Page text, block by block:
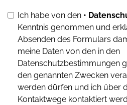
Ich habe von den •
Kenntnis genommen und
Absenden des Formulars
meine Daten von den in den
Datenschutzbestimmungen
den genannten Zwecken
werden dürfen und ich über
Kontaktwege kontaktiert